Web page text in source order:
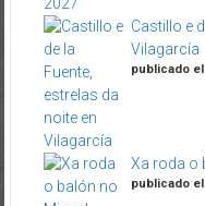
Castillo e
Vilagarcía
publicado el
Xa roda o
publicado el